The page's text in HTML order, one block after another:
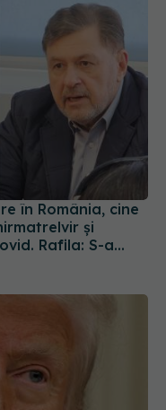
și
Rafila: S-a
la